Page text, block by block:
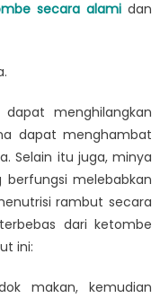
secara alami dan
menghilangkan
dapat menghambat
Selain itu juga, minya
melebabkan
rambut secara
dari ketombe
ini:
makan, kemudian